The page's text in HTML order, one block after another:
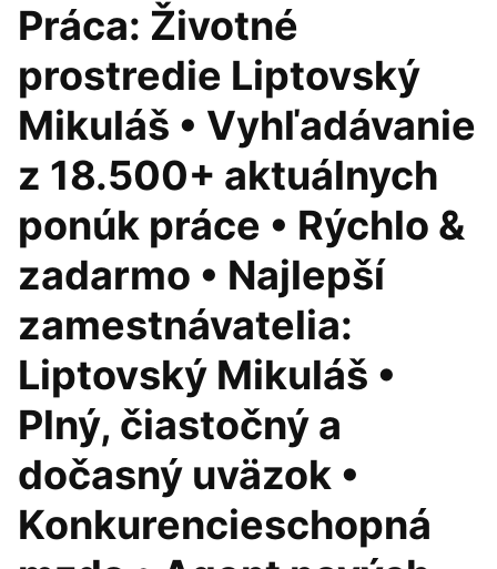
Práca: Životné
prostredie Liptovský
Mikuláš • Vyhľadávanie
z 18.500+ aktuálnych
ponúk práce • Rýchlo &
zadarmo • Najlepší
zamestnávatelia:
Liptovský Mikuláš •
Plný, čiastočný a
dočasný uväzok •
Konkurencieschopná